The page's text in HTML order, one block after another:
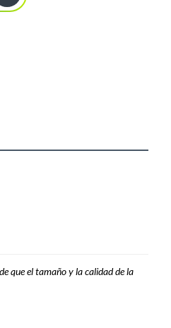
que el tamaño y la calidad de la